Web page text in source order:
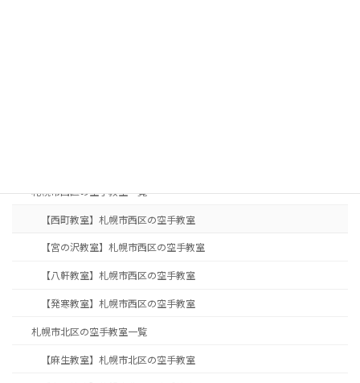
札幌市西区の空手教室一覧
【西町教室】札幌市西区の空手教室
【宮の沢教室】札幌市西区の空手教室
【八軒教室】札幌市西区の空手教室
【発寒教室】札幌市西区の空手教室
札幌市北区の空手教室一覧
【麻生教室】札幌市北区の空手教室